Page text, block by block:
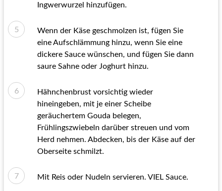
Ingwerwurzel hinzufügen.
Wenn der Käse geschmolzen ist, fügen Sie
eine Aufschlämmung hinzu, wenn Sie eine
dickere Sauce wünschen, und fügen Sie dann
saure Sahne oder Joghurt hinzu.
Hähnchenbrust vorsichtig wieder
hineingeben, mit je einer Scheibe
geräuchertem Gouda belegen,
Frühlingszwiebeln darüber streuen und vom
Herd nehmen. Abdecken, bis der Käse auf der
Oberseite schmilzt.
Mit Reis oder Nudeln servieren. VIEL Sauce.